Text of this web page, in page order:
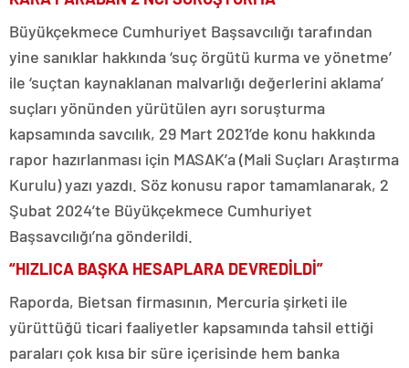
Büyükçekmece Cumhuriyet Başsavcılığı tarafından
yine sanıklar hakkında ‘suç örgütü kurma ve yönetme’
ile ‘suçtan kaynaklanan malvarlığı değerlerini aklama’
suçları yönünden yürütülen ayrı soruşturma
kapsamında savcılık, 29 Mart 2021’de konu hakkında
rapor hazırlanması için MASAK’a (Mali Suçları Araştırma
Kurulu) yazı yazdı. Söz konusu rapor tamamlanarak, 2
Şubat 2024’te Büyükçekmece Cumhuriyet
Başsavcılığı’na gönderildi.
“HIZLICA BAŞKA HESAPLARA DEVREDİLDİ”
Raporda, Bietsan firmasının, Mercuria şirketi ile
yürüttüğü ticari faaliyetler kapsamında tahsil ettiği
paraları çok kısa bir süre içerisinde hem banka